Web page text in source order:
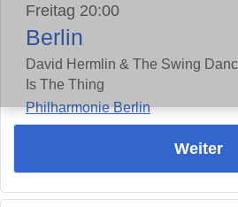
Freitag 20:00
Berlin
David Hermlin & The Swing
Is The Thing
Philharmonie Berlin
Weiter